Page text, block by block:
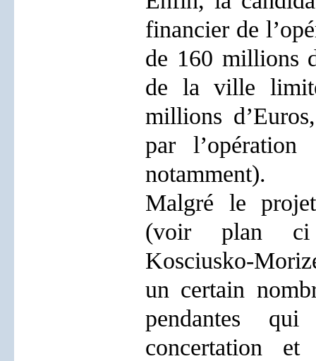
financier de
de 160 millions
de la ville
millions
par l’opération
notamment).
Malgré le
(voir plan ci
Kosciusko-
un certain
pendantes
concertation